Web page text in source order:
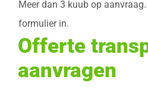
Meer dan 3 kuub op
formulier in.
Offerte
aanvragen